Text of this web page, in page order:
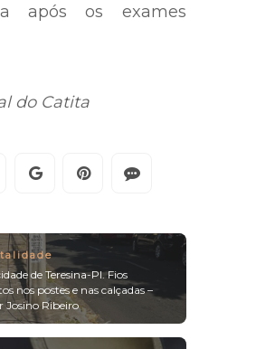
após os exames
do Catita
de Teresina-PI. Fios
nos postes e nas calçadas –
Josino Ribeiro